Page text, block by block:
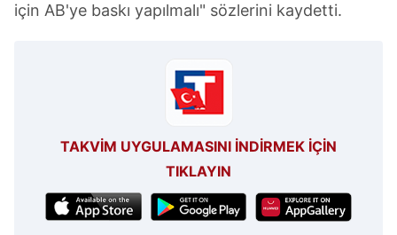
için AB'ye baskı yapılmalı" sözlerini kaydetti.
TAKVİM UYGULAMASINI İNDİRMEK İÇİN
TIKLAYIN